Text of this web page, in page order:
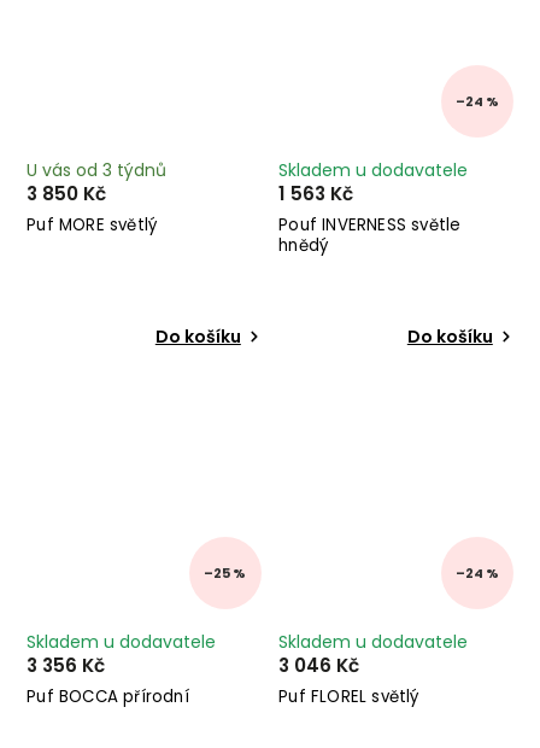
Puf MORE světlý
U vás od 3 týdnů
3 850 Kč
Do košíku
–24 %
Pouf INVERNESS světle
hnědý
Skladem u dodavatele
1 563 Kč
Do košíku
–25 %
Puf BOCCA přírodní
Skladem u dodavatele
3 356 Kč
–24 %
Puf FLOREL světlý
Skladem u dodavatele
3 046 Kč